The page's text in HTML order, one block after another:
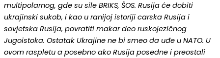
multipolarnog, gde su sile BRIKS, ŠOS. Rusija će dobiti
ukrajinski sukob, i kao u ranijoj istoriji carska Rusija i
sovjetska Rusija, povratiti makar deo ruskojezičnog
Jugoistoka. Ostatak Ukrajine ne bi smeo da uđe u NATO. U
ovom raspletu a posebno ako Rusija posedne i preostali